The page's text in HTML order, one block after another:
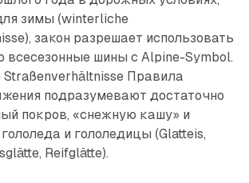
зимы (winterliche
закон разрешает использовать
всесезонные шины с Alpine-Symbol.
Правила
подразу­мевают достаточно
покров, «снежную кашу» и
и гололедицы (Glatteis,
Reifglätte).